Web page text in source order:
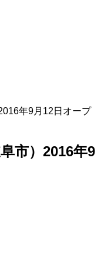
年9月12日オープ
市）2016年9